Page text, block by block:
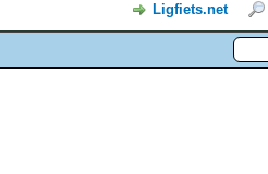
Ligfiets.net